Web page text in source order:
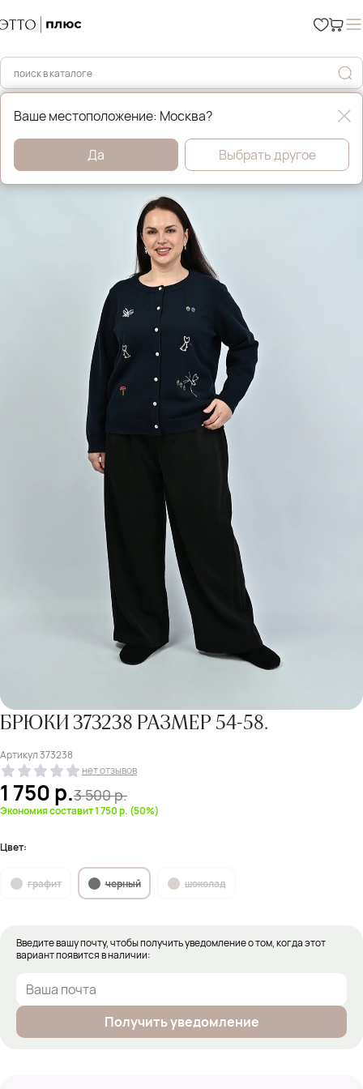
Главная Брюки и джинсы
БРЮКИ 373238 РАЗМЕР 54-58.
Артикул373238
нет отзывов
1 750р.3 500р.
Экономия составит 1 750 р. (50%)
Цвет:
графит черный шоколад
Введите вашу почту, чтобы получить уведомление о том, когда этот
вариант появится в наличии:
Получить уведомление
Ваше местоположение: Москва?
Да Выбрать другое